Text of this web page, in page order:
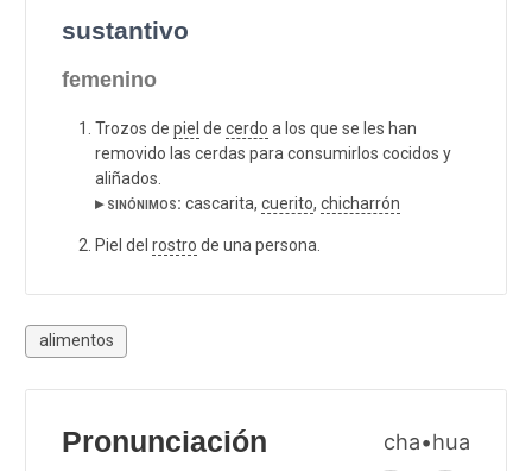
sustantivo
femenino
Trozos de piel de cerdo a los que se les han
removido las cerdas para consumirlos cocidos y
aliñados.
▸ sinónimos: cascarita, cuerito, chicharrón
Piel del rostro de una persona.
alimentos
Pronunciación cha•hua